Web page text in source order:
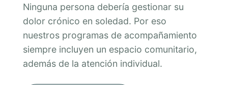
Ninguna persona debería gestionar su
dolor crónico en soledad. Por eso
nuestros programas de acompañamiento
siempre incluyen un espacio comunitario,
además de la atención individual.